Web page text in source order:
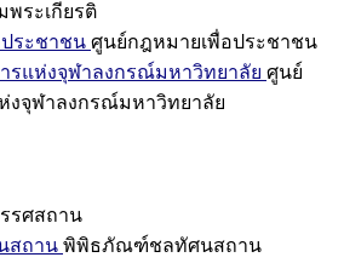
พระเกียรติ
ระชาชน ศูนย์กฎหมายเพื่อประชาชน
รแห่งจุฬาลงกรณ์มหาวิทยาลัย ศูนย์
งจุฬาลงกรณ์มหาวิทยาลัย
รศสถาน
สถาน พิพิธภัณฑ์ชลทัศนสถาน